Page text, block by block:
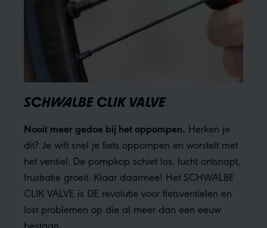
SCHWALBE CLIK VALVE
Nooit meer gedoe bij het oppompen. Herken je
dit? Je wilt snel je fiets oppompen en worstelt met
het ventiel. De pompkop schiet los, lucht ontsnapt,
frustratie groeit. Klaar daarmee! Het SCHWALBE
CLIK VALVE is DE revolutie voor fietsventielen en
lost problemen op die al meer dan een eeuw
bestaan.